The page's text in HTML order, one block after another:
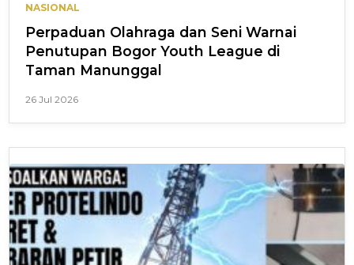
NASIONAL
Perpaduan Olahraga dan Seni Warnai
Penutupan Bogor Youth League di
Taman Manunggal
26 Jul 2026